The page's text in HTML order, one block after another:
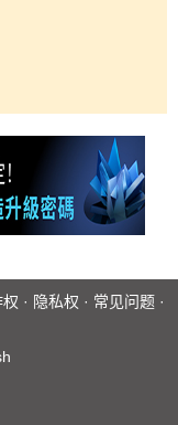
· 隐私权 · 常见问题 ·